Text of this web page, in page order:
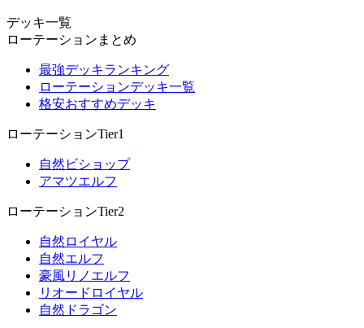
デッキ一覧
ローテーションまとめ
最強デッキランキング
ローテーションデッキ一覧
格安おすすめデッキ
ローテーションTier1
自然ビショップ
アマツエルフ
ローテーションTier2
自然ロイヤル
自然エルフ
豪風リノエルフ
リオードロイヤル
自然ドラゴン